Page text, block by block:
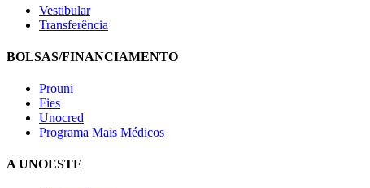
Vestibular
Transferência
BOLSAS/FINANCIAMENTO
Prouni
Fies
Unocred
Programa Mais Médicos
A UNOESTE